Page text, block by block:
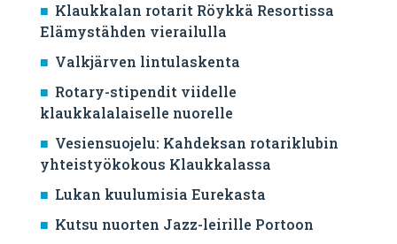
Klaukkalan rotarit Röykkä Resortissa
Elämystähden vierailulla
Valkjärven lintulaskenta
Rotary-stipendit viidelle
klaukkalalaiselle nuorelle
Vesiensuojelu: Kahdeksan rotariklubin
yhteistyökokous Klaukkalassa
Lukan kuulumisia Eurekasta
Kutsu nuorten Jazz-leirille Portoon